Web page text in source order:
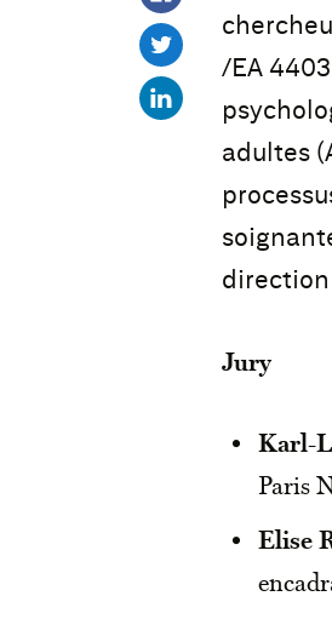
/EA
adultes
direction
Jury
Karl-
Paris
Elise